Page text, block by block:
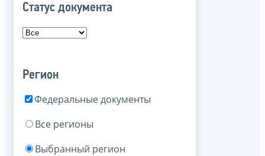
Статус документа
Регион
Федеральные документы
Все регионы
Выбранный регион